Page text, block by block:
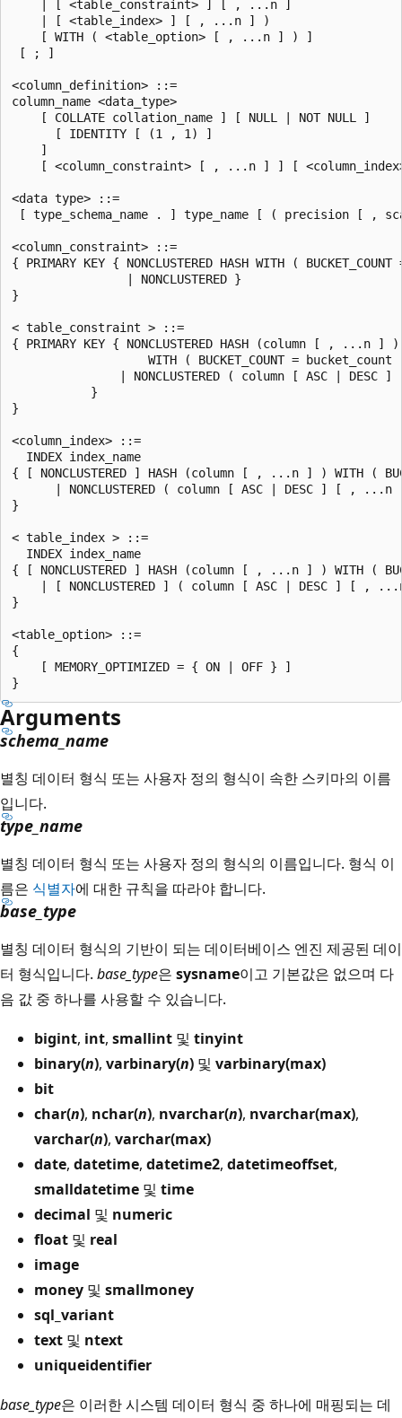
    | [ <table_constraint> ] [ , ...n ]
    | [ <table_index> ] [ , ...n ] )
    [ WITH ( <table_option> [ , ...n ] ) ]
[ ; ]
<column_definition> ::=
column_name <data_type>
    [ COLLATE collation_name ] [ NULL | NOT NULL ]
      [ IDENTITY [ (1 , 1) ]
    ]
[ <column_constraint> [ , ...n ] ] [
<data type> ::=
[ type_schema_name . ] type_name [ ( precision [ ,
<column_constraint> ::=
{ PRIMARY KEY { NONCLUSTERED HASH WITH (
                | NONCLUSTERED }
}
< table_constraint > ::=
{ PRIMARY KEY { NONCLUSTERED HASH (column [ , ...n ] )
WITH ( BUCKET_COUNT = bucket_count
| NONCLUSTERED ( column [ ASC | DESC ]
           }
}
<column_index> ::=
  INDEX index_name
{ [ NONCLUSTERED ] HASH (column [ , ...n ] ) WITH (
| NONCLUSTERED ( column [ ASC | DESC ] [ , ...n
}
< table_index > ::=
  INDEX index_name
{ [ NONCLUSTERED ] HASH (column [ , ...n ] ) WITH (
| [ NONCLUSTERED ] ( column [ ASC | DESC ] [ ,
}
<table_option> ::=
{
    [ MEMORY_OPTIMIZED = { ON | OFF } ]
Arguments
schema_name
별칭 데이터 형식 또는 사용자 정의 형식이 속한 스키마의 이름
입니다.
type_name
별칭 데이터 형식 또는 사용자 정의 형식의 이름입니다. 형식 이
름은 식별자에 대한 규칙을 따라야 합니다.
base_type
별칭 데이터 형식의 기반이 되는 데이터베이스 엔진 제공된 데이
터 형식입니다. base_type은 sysname이고 기본값은 없으며 다
음 값 중 하나를 사용할 수 있습니다.
bigint, int, smallint 및 tinyint
binary(n), varbinary(n) 및 varbinary(max)
bit
char(n), nchar(n), nvarchar(n), nvarchar(max),
varchar(n), varchar(max)
date, datetime, datetime2, datetimeoffset,
smalldatetime 및 time
decimal 및 numeric
float 및 real
image
money 및 smallmoney
sql_variant
text 및 ntext
uniqueidentifier
base_type은 이러한 시스템 데이터 형식 중 하나에 매핑되는 데